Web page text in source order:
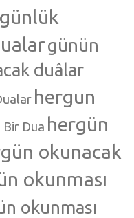
günlük
günün
duâlar
hergun
Bir Dua hergün
okunacak
okunması
okunması